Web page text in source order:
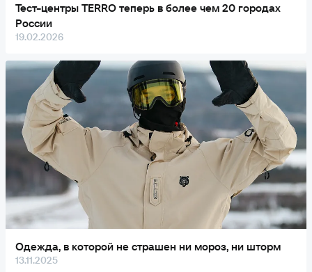
Тест-центры TERRO теперь в более чем 20 городах
России
19.02.2026
Одежда, в которой не страшен ни мороз, ни шторм
13.11.2025